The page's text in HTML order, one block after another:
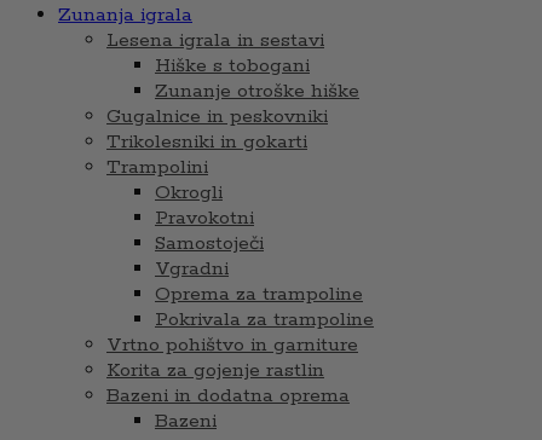
Zunanja igrala
Lesena igrala in sestavi
Hiške s tobogani
Zunanje otroške hiške
Gugalnice in peskovniki
Trikolesniki in gokarti
Trampolini
Okrogli
Pravokotni
Samostoječi
Vgradni
Oprema za trampoline
Pokrivala za trampoline
Vrtno pohištvo in garniture
Korita za gojenje rastlin
Bazeni in dodatna oprema
Bazeni